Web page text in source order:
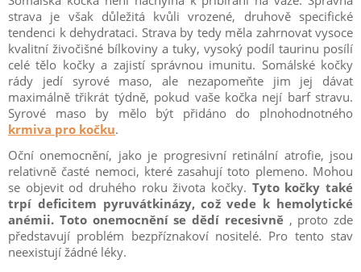
strava je však důležitá kvůli vrozené, druhově specifické
tendenci k dehydrataci. Strava by tedy měla zahrnovat vysoce
kvalitní živočišné bílkoviny a tuky, vysoký podíl taurinu posílí
celé tělo kočky a zajistí správnou imunitu. Somálské kočky
rády jedí syrové maso, ale nezapomeňte jim jej dávat
maximálně třikrát týdně, pokud vaše kočka nejí barf stravu.
Syrové maso by mělo být přidáno do plnohodnotného
krmiva pro kočku.
Oční onemocnění, jako je progresivní retinální atrofie, jsou
relativně časté nemoci, které zasahují toto plemeno. Mohou
se objevit od druhého roku života kočky. Tyto kočky také
trpí deficitem pyruvátkinázy, což vede k hemolytické
anémii. Toto onemocnění se dědí recesivně , proto zde
představují problém bezpříznakoví nositelé. Pro tento stav
neexistují žádné léky.